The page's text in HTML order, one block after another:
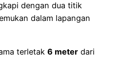
dengan dua titik
dalam lapangan
terletak 6 meter dari